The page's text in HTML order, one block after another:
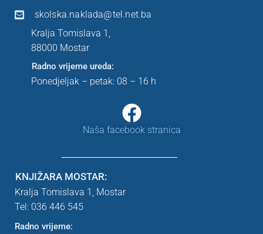
skolska.naklada@tel.net.ba
Kralja Tomislava 1,
88000 Mostar
Radno vrijeme ureda:
Ponedjeljak – petak: 08 – 16 h
Naša facebook stranica
KNJIŽARA MOSTAR:
Kralja Tomislava 1, Mostar
Tel: 036 446 545
Radno vrijeme: